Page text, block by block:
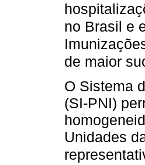
no Brasil e
de maior
O Sistema
(SI-PNI)
Unidades